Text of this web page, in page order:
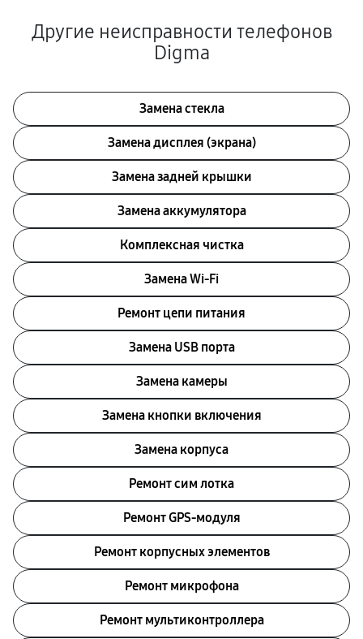
Другие неисправности телефонов
Digma
Замена стекла
Замена дисплея (экрана)
Замена задней крышки
Замена аккумулятора
Комплексная чистка
Замена Wi-Fi
Ремонт цепи питания
Замена USB порта
Замена камеры
Замена кнопки включения
Замена корпуса
Ремонт сим лотка
Ремонт GPS-модуля
Ремонт корпусных элементов
Ремонт микрофона
Ремонт мультиконтроллера